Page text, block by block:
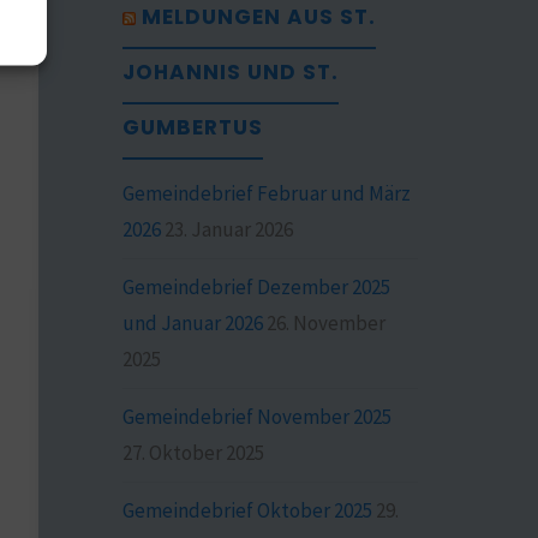
MELDUNGEN AUS ST.
JOHANNIS UND ST.
GUMBERTUS
Gemeindebrief Februar und März
202623. Januar 2026
Gemeindebrief Dezember 2025
und Januar 202626. November
2025
Gemeindebrief November 2025
27. Oktober 2025
Gemeindebrief Oktober 2025 29.